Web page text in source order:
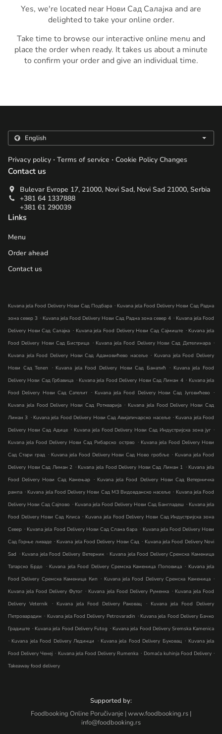
Yes, we're located near Нови Сад Салајка and are
delighted to take your online order.
Take time to browse our interactive online menu and
place the order when ready. It takes us about a minute
to confirm your order and give an individual time.
Privacy policy . Terms of service . Cookie Policy Changes
Contact us
Bulevar Evrope 17, 21000, Novi Sad, Novi Sad 21000, Serbia
+381 64 1337888
+381 61 290039
Links
Menu
Order ahead
Contact us
Kuvana jela Food Delivery Нови Сад Подбара . Kuvana jela Food Delivery Нови Сад Радна
зона север 3 . Kuvana jela Food Delivery Нови Сад Радна зона север 4 . Kuvana jela Food
Delivery Нови Сад Салајка . Kuvana jela Food Delivery Нови Сад Сајмиште . Kuvana jela
Food Delivery Нови Сад Бистрица . Kuvana jela Food Delivery Нови Сад Детелинара .
Kuvana jela Food Delivery Нови Сад Адамовићево насеље . Kuvana jela Food Delivery
Нови Сад Телеп
. Kuvana jela Food Delivery Нови Сад Банатић . Kuvana jela Food
Delivery Нови Сад Грбавица . Kuvana jela Food Delivery Нови Сад Лиман 4 . Kuvana jela
Food Delivery Нови Сад Сателит . Kuvana jela Food Delivery Нови Сад Југовићево .
Kuvana jela Food Delivery Нови Сад Роткварија . Kuvana jela Food Delivery Нови Сад
Лиман 3 . Kuvana jela Food Delivery Нови Сад Авијатичарско насеље . Kuvana jela Food
Delivery Нови Сад Адице . Kuvana jela Food Delivery Нови Сад Индустријска зона југ .
Kuvana jela Food Delivery Нови Сад Рибарско острво . Kuvana jela Food Delivery Нови
Сад Стари град . Kuvana jela Food Delivery Нови Сад Ново гробље . Kuvana jela Food
Delivery Нови Сад Лиман 2 . Kuvana jela Food Delivery Нови Сад Лиман 1 . Kuvana jela
Food Delivery Нови Сад Камењар . Kuvana jela Food Delivery Нови Сад Ветерничка
рампа . Kuvana jela Food Delivery Нови Сад МЗ Видовданско насеље . Kuvana jela Food
Delivery Нови Сад Сајлово . Kuvana jela Food Delivery Нови Сад Бангладеш . Kuvana jela
Food Delivery Нови Сад Клиса . Kuvana jela Food Delivery Нови Сад Индустријска зона
Север . Kuvana jela Food Delivery Нови Сад Слана бара . Kuvana jela Food Delivery Нови
Сад Горње ливаде . Kuvana jela Food Delivery Нови Сад . Kuvana jela Food Delivery Novi
Sad . Kuvana jela Food Delivery Ветерник . Kuvana jela Food Delivery Сремска Каменица
Татарско Брдо . Kuvana jela Food Delivery Сремска Каменица Поповица . Kuvana jela
Food Delivery Сремска Каменица Кип . Kuvana jela Food Delivery Сремска Каменица .
Kuvana jela Food Delivery Футог . Kuvana jela Food Delivery Руменка . Kuvana jela Food
Delivery Veternik
. Kuvana jela Food Delivery Раковац . Kuvana jela Food Delivery
Петроварадин . Kuvana jela Food Delivery Petrovaradin . Kuvana jela Food Delivery Бачко
Градиште . Kuvana jela Food Delivery Futog . Kuvana jela Food Delivery Sremska Kamenica
. Kuvana jela Food Delivery Лединци . Kuvana jela Food Delivery Буковац . Kuvana jela
Food Delivery Ченеј . Kuvana jela Food Delivery Rumenka . Domaća kuhinja Food Delivery .
Takeaway food delivery
Supported by:
Foodbooking Online Poručivanje | www.foodbooking.rs |
info@foodbooking.rs